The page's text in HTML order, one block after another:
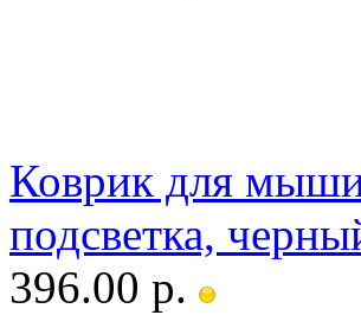
Коврик для
подсветка,
396.00 р.